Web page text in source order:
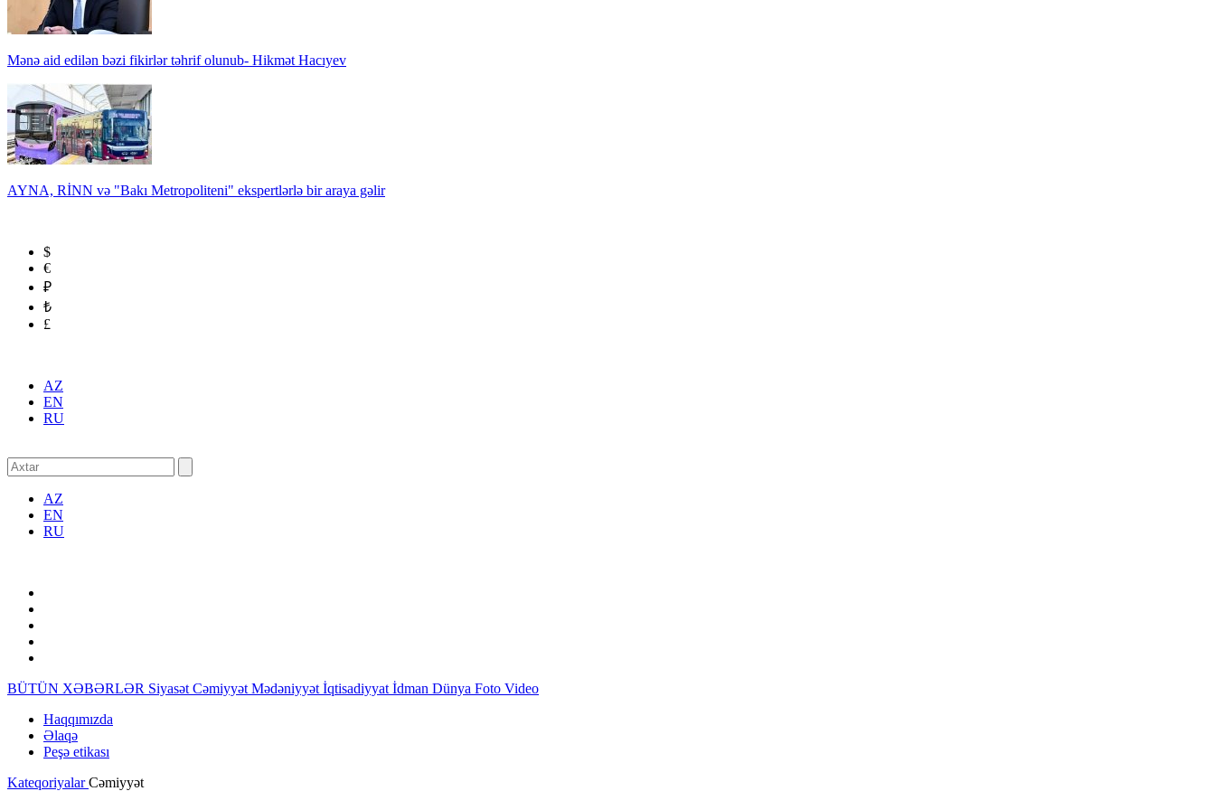
Mənə aid edilən bəzi fikirlər təhrif olunub- Hikmət Hacıyev
AYNA, RİNN və "Bakı Metropoliteni" ekspertlərlə bir araya gəlir
$
€
₽
₺
£
AZ
EN
RU
AZ
EN
RU
BÜTÜN XƏBƏRLƏR Siyasət Cəmiyyət Mədəniyyət İqtisadiyyat İdman Dünya Foto Video
Haqqımızda
Əlaqə
Peşə etikası
KateqoriyalarCəmiyyət